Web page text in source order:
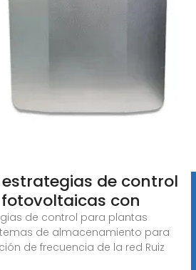
de control
con
de control para plantas
de almacenamiento para
de frecuencia de la red Ruiz